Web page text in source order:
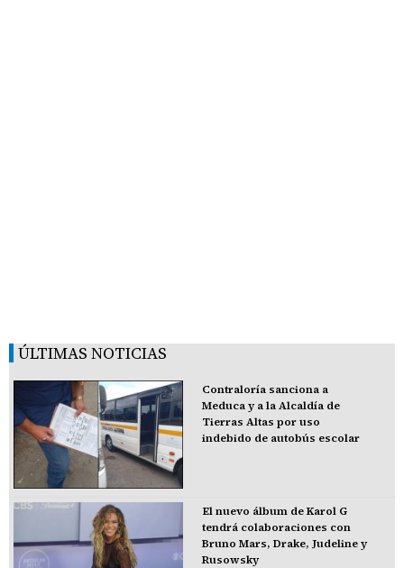
ÚLTIMAS NOTICIAS
Contraloría sanciona a
Meduca y a la Alcaldía de
Tierras Altas por uso
indebido de autobús escolar
El nuevo álbum de Karol G
tendrá colaboraciones con
Bruno Mars, Drake, Judeline y
Rusowsky